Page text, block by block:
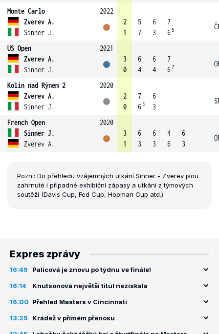
2022
Monte Carlo
Zverev A.
Sinner J.
2
1
5
7
6
3
7
6 5
2021
US Open
Zverev A.
Sinner J.
3
0
6
4
6
4
7
6 7
2020
Kolín nad Rýnem 2
Zverev A.
Sinner J.
2
0
7
6 3
6
3
2020
French Open
Sinner J.
Zverev A.
3
1
6
3
6
3
4
6
6
3
Pozn.: Do přehledu vzájemných utkání Sinner - Zverev jsou
zahrnuté i případné exhibiční zápasy a utkání z týmových
soutěží (Davis Cup, Fed Cup, Hopman Cup atd.).
Expres zprávy
16:49 Palicová je znovu po týdnu ve finále!
16:14 Knutsonová největší titul nezískala
16:00 Přehled Masters v Cincinnati
13:29 Krádež v přímém přenosu